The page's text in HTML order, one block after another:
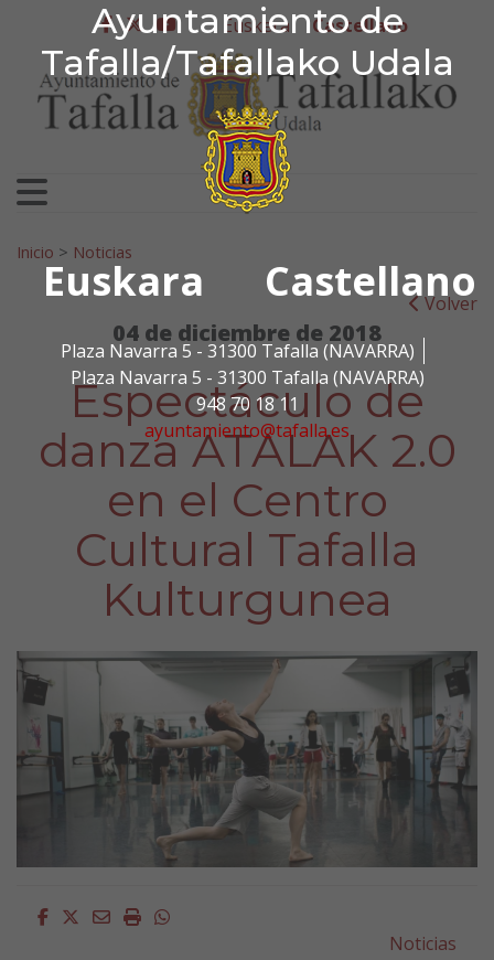
Ayuntamiento de
Tafalla/Tafallako Udala
Euskara Castellano
Plaza Navarra 5 - 31300 Tafalla (NAVARRA)
Plaza Navarra 5 - 31300 Tafalla (NAVARRA)
948 70 18 11
ayuntamiento@tafalla.es
Ir al contenido
Ayuntamiento de
facebook
twitter
youtube
Euskera Castellano
Search for:
Inicio > Noticias
Volver
04 de diciembre de 2018
Espectáculo de
danza ATALAK 2.0
en el Centro
Cultural Tafalla
Kulturgunea
Facebook
Twitter
EmailImprimirWhatsapp
Noticias